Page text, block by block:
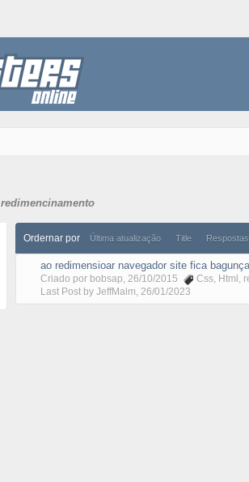
redimencinamento
Ordernar por Última atualização Title Respostas
ao redimensioar navegador site fica
Criado por bobsap, 26/10/2015 Css, Html ,
Last Post by JeffMalm, 26/01/2023